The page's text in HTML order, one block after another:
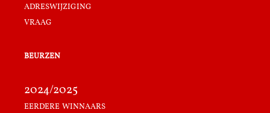
adreswijziging
vraag
beurzen
2024/2025
eerdere winnaars